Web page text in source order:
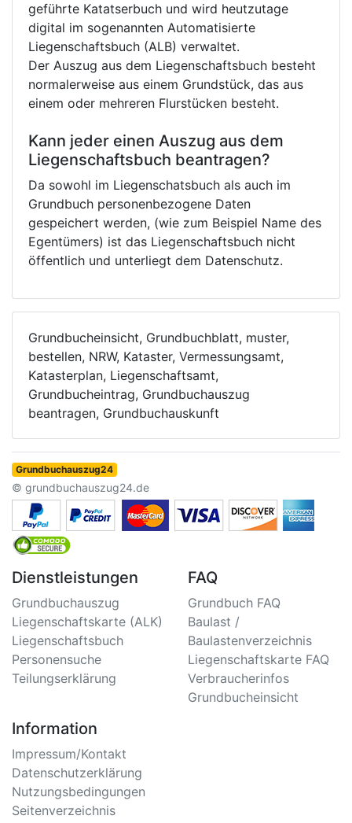
geführte Katatserbuch und wird heutzutage
digital im sogenannten Automatisierte
Liegenschaftsbuch (ALB) verwaltet.
Der Auszug aus dem Liegenschaftsbuch besteht
normalerweise aus einem Grundstück, das aus
einem oder mehreren Flurstücken besteht.
Kann jeder einen Auszug aus dem
Liegenschaftsbuch beantragen?
Da sowohl im Liegenschatsbuch als auch im
Grundbuch personenbezogene Daten
gespeichert werden, (wie zum Beispiel Name des
Egentümers) ist das Liegenschaftsbuch nicht
öffentlich und unterliegt dem Datenschutz.
Grundbucheinsicht, Grundbuchblatt, muster,
bestellen, NRW, Kataster, Vermessungsamt,
Katasterplan, Liegenschaftsamt,
Grundbucheintrag, Grundbuchauszug
beantragen, Grundbuchauskunft
Grundbuchauszug24
© grundbuchauszug24.de
Dienstleistungen
Grundbuchauszug
Liegenschaftskarte (ALK)
Liegenschaftsbuch
Personensuche
Teilungserklärung
FAQ
Grundbuch FAQ
Baulast /
Baulastenverzeichnis
Liegenschaftskarte FAQ
Verbraucherinfos
Grundbucheinsicht
Information
Impressum/Kontakt
Datenschutzerklärung
Nutzungsbedingungen
Seitenverzeichnis